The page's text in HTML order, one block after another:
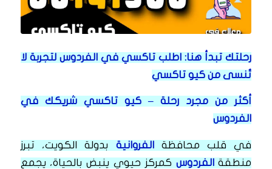
رحلتك تبدأ هنا: اطلب تاكسي في الفردوس لتجربة لا
تُنسى من كيو تاكسي
أكثر من مجرد رحلة – كيو تاكسي شريكك في
الفردوس
في قلب محافظة الفروانية بدولة الكويت، تبرز
منطقة الفردوس كمركز حيوي ينبض بالحياة، يجمع